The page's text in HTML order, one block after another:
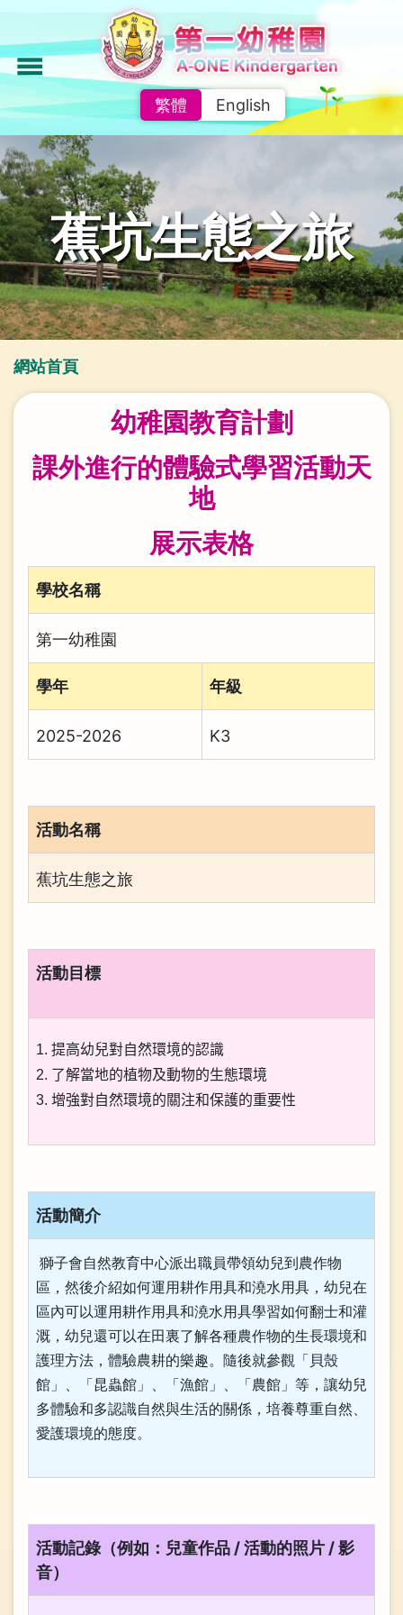
主
容
menu
繁體 English
蕉坑生態之旅
導
航
結
網站首頁
幼稚園教育計劃
課外進行的體驗式學習活動天
地
展示表格
學校名稱
第一幼稚園
學年 年級
2025-2026 K3
活動名稱
蕉坑生態之旅
活動目標
1. 提高幼兒對自然環境的認識
2. 了解當地的植物及動物的生態環境
3. 增強對自然環境的關注和保護的重要性
活動簡介
獅子會自然教育中心派出職員帶領幼兒到農作物
區，然後介紹如何運用耕作用具和澆水用具，幼兒在
區內可以運用耕作用具和澆水用具學習如何翻士和灌
溉，幼兒還可以在田裏了解各種農作物的生長環境和
護理方法，體驗農耕的樂趣。隨後就參觀「貝殼
館」、「昆蟲館」、「漁館」、「農館」等，讓幼兒
多體驗和多認識自然與生活的關係，培養尊重自然、
愛護環境的態度。
活動記錄（例如：兒童作品 / 活動的照片 / 影
音）